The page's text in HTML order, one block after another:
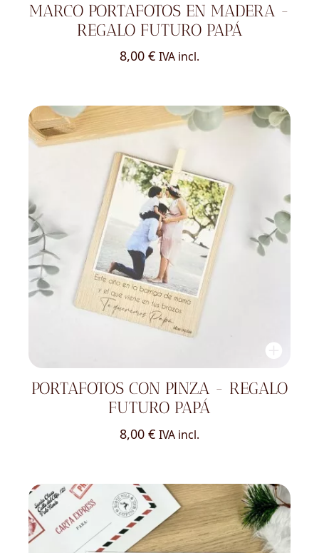
MARCO PORTAFOTOS EN MADERA -
REGALO FUTURO PAPÁ
8,00 € IVA incl.
PORTAFOTOS CON PINZA - REGALO
FUTURO PAPÁ
8,00 € IVA incl.